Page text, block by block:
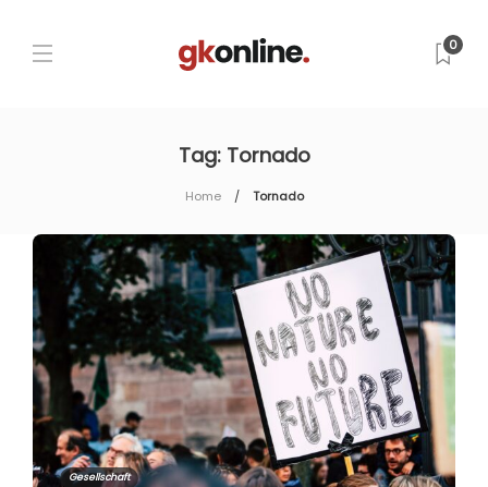
0
Tag: Tornado
Home Tornado
Gesellschaft